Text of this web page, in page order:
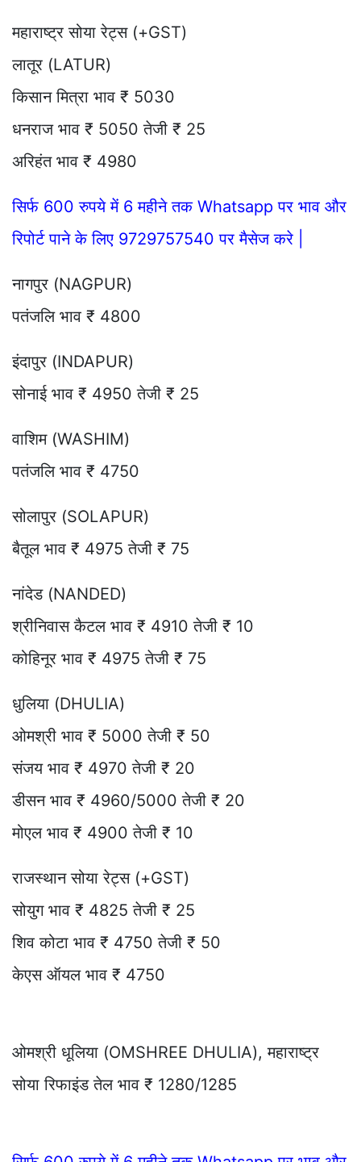
महाराष्ट्र सोया रेट्स (+GST)
लातूर (LATUR)
किसान मित्रा भाव ₹ 5030
धनराज भाव ₹ 5050 तेजी ₹ 25
अरिहंत भाव ₹ 4980
सिर्फ 600 रुपये में 6 महीने तक Whatsapp पर भाव और
रिपोर्ट पाने के लिए 9729757540 पर मैसेज करे |
नागपुर (NAGPUR)
पतंजलि भाव ₹ 4800
इंदापुर (INDAPUR)
सोनाई भाव ₹ 4950 तेजी ₹ 25
वाशिम (WASHIM)
पतंजलि भाव ₹ 4750
सोलापुर (SOLAPUR)
बैतूल भाव ₹ 4975 तेजी ₹ 75
नांदेड (NANDED)
श्रीनिवास कैटल भाव ₹ 4910 तेजी ₹ 10
कोहिनूर भाव ₹ 4975 तेजी ₹ 75
धुलिया (DHULIA)
ओमश्री भाव ₹ 5000 तेजी ₹ 50
संजय भाव ₹ 4970 तेजी ₹ 20
डीसन भाव ₹ 4960/5000 तेजी ₹ 20
मोएल भाव ₹ 4900 तेजी ₹ 10
राजस्थान सोया रेट्स (+GST)
सोयुग भाव ₹ 4825 तेजी ₹ 25
शिव कोटा भाव ₹ 4750 तेजी ₹ 50
केएस ऑयल भाव ₹ 4750
ओमश्री धूलिया (OMSHREE DHULIA), महाराष्ट्र
सोया रिफाइंड तेल भाव ₹ 1280/1285